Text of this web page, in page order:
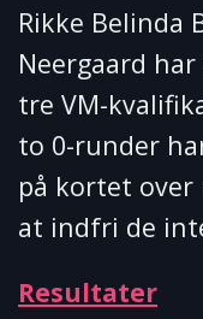
Rikke Belinda
Neergaard
tre VM-
to 0-runder
på kortet over
at indfri de
Resultater